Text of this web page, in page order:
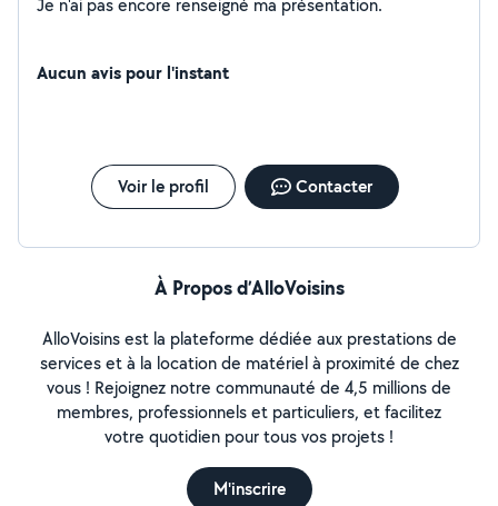
Je n'ai pas encore renseigné ma présentation.
Aucun avis pour l'instant
Voir le profil Contacter
À Propos d’AlloVoisins
AlloVoisins est la plateforme dédiée aux prestations de
services et à la location de matériel à proximité de chez
vous ! Rejoignez notre communauté de 4,5 millions de
membres, professionnels et particuliers, et facilitez
votre quotidien pour tous vos projets !
M'inscrire